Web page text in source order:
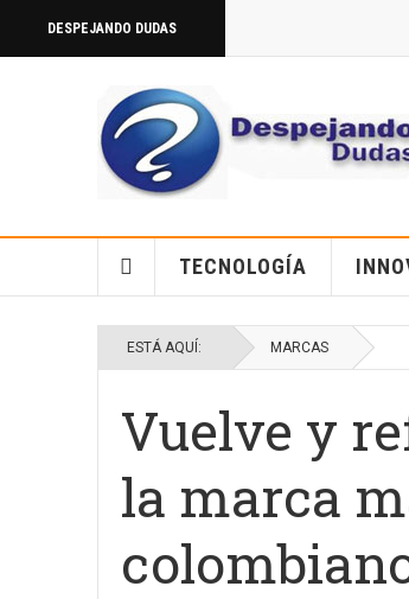
DESPEJANDO DUDAS
TECNOLOGÍA
ESTÁ AQUÍ: MARCAS
Vuelve y
la marca